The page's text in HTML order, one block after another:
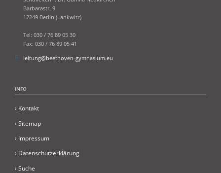
Barbarastr. 9
12249 Berlin (Lankwitz)
Tel: 030 / 76 89 05 30
Fax: 030 / 76 89 05 41
leitung@beethoven-gymnasium.eu
INFO
› Kontakt
› Sitemap
› Impressum
› Datenschutzerklärung
› Suche